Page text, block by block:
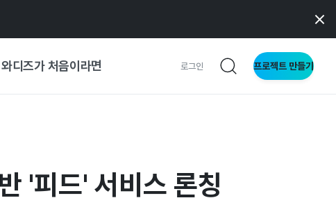
와디즈가 처음이라면 로그인 프로젝트 만들기
형
작형
'피드' 서비스 론칭